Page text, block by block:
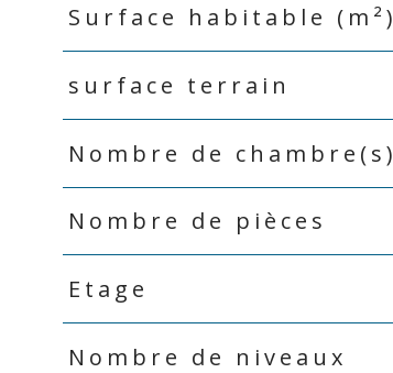
Surface habitable (m²)
surface terrain
Nombre de chambre(s)
Nombre de pièces
Etage
Nombre de niveaux